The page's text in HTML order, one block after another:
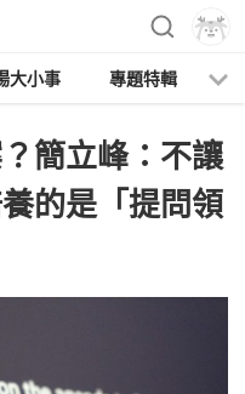
大小事 專題特輯
簡立峰：不讓
的是「提問領